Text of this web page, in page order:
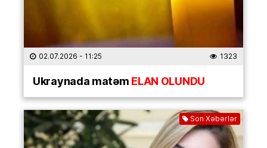
02.07.2026 - 11:25 1323
Ukraynada matəmELAN OLUNDU
Son Xəbərlər